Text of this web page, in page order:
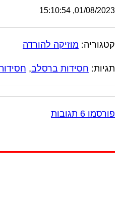
01/08/2023, 15:10:54
קטגוריה: מוזיקה להורדה
תגיות: חסידות ברסלב,
פורסמו 6 תגובות